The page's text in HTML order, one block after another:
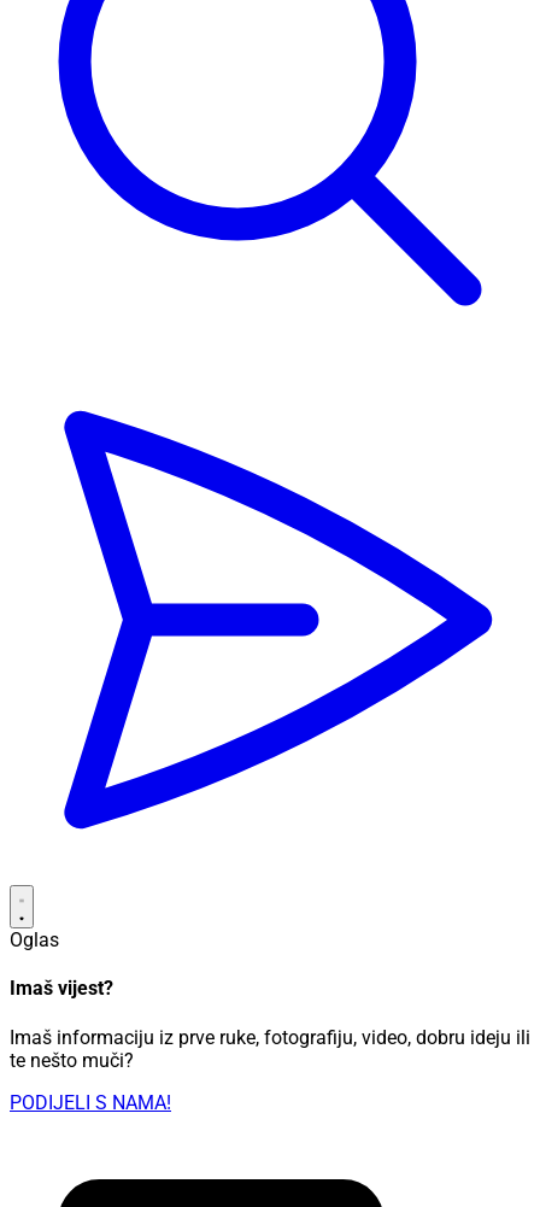
Oglas
Imaš vijest?
Imaš informaciju iz prve ruke, fotografiju, video, dobru ideju ili
te nešto muči?
PODIJELI S NAMA!